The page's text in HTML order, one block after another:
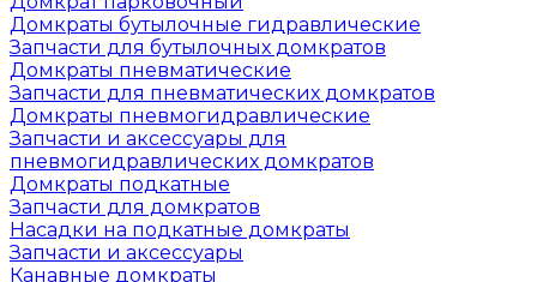
Домкраты бутылочные гидравлические
Запчасти для бутылочных домкратов
Домкраты пневматические
Запчасти для пневматических домкратов
Домкраты пневмогидравлические
Запчасти и аксессуары для
пневмогидравлических домкратов
Домкраты подкатные
Запчасти для домкратов
Насадки на подкатные домкраты
Запчасти и аксессуары
Канавные домкраты